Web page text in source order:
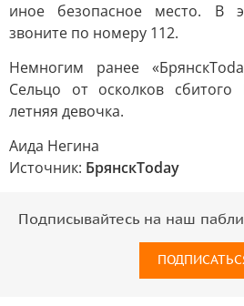
иное безопасное место. В
звоните по номеру 112.
Немногим ранее
Сельцо от осколков
летняя девочка.
Аида Негина
Источник: БрянскToday
Подписывайтесь на наш